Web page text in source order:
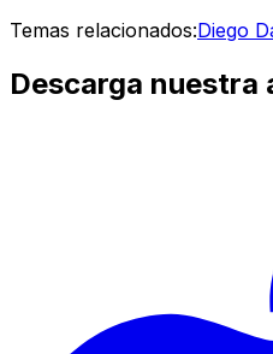
Temas relacionados:Diego
Descarga nuestra